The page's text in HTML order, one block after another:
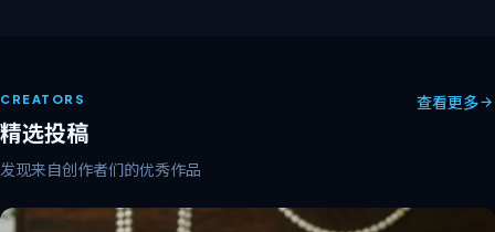
CREATORS
精选投稿
发现来自创作者们的优秀作品
查看更多